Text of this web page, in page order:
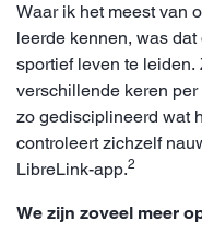
Waar ik het meest van
leerde kennen, was
sportief leven te
verschillende keren
zo gedisciplineerd wat
controleert zichzelf
LibreLink-app.2
We zijn zoveel meer